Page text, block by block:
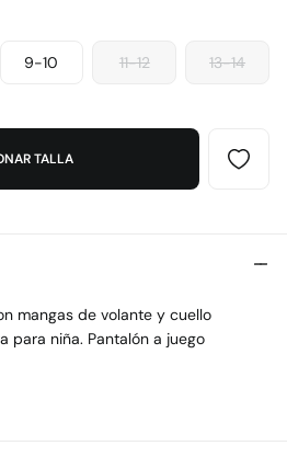
9-10 11-12 13-14
TALLA
mangas de volante y cuello
para niña. Pantalón a juego